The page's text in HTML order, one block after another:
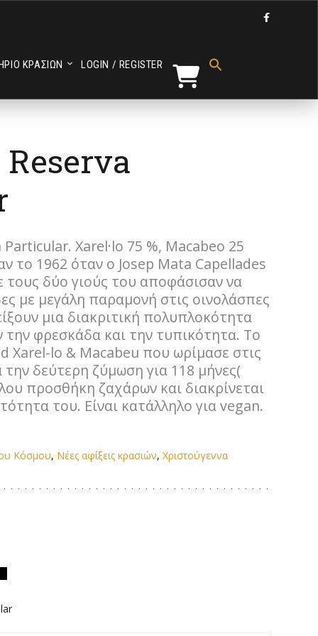

ΚΡΑΣΙΩΝ LOGIN / REGISTER
Xarel·lo 75 %, Macabeo 25
το 1962 όταν ο Josep Mata Capellades
τους δύο γιούς του αποφάσισαν να
με μεγάλη παραμονή στις οινολάσπες
μια διακριτική πολυπλοκότητα
την φρεσκάδα και την τυπικότητα. Το
Xarel-lo & Macabeu που ωρίμασε στις
δεύτερη ζύμωση για 118 μήνες(
προσθήκη ζαχάρων και διακρίνεται
του. Είναι κατάλληλο για vegan.
Κόσμου, Νέες αφίξεις κρασιών,Χριστούγεννα